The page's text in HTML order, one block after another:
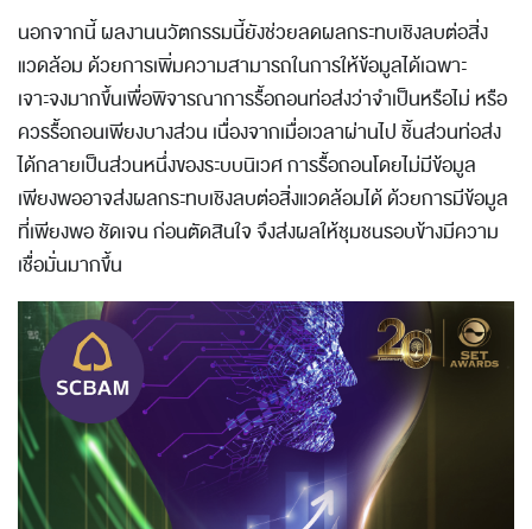
นอกจากนี้ ผลงานนวัตกรรมนี้ยังช่วยลดผลกระทบเชิงลบต่อสิ่ง
แวดล้อม ด้วยการเพิ่มความสามารถในการให้ข้อมูลได้เฉพาะ
เจาะจงมากขึ้นเพื่อพิจารณาการรื้อถอนท่อส่งว่าจำเป็นหรือไม่ หรือ
ควรรื้อถอนเพียงบางส่วน เนื่องจากเมื่อเวลาผ่านไป ชิ้นส่วนท่อส่ง
ได้กลายเป็นส่วนหนึ่งของระบบนิเวศ การรื้อถอนโดยไม่มีข้อมูล
เพียงพออาจส่งผลกระทบเชิงลบต่อสิ่งแวดล้อมได้ ด้วยการมีข้อมูล
ที่เพียงพอ ชัดเจน ก่อนตัดสินใจ จึงส่งผลให้ชุมชนรอบข้างมีความ
เชื่อมั่นมากขึ้น